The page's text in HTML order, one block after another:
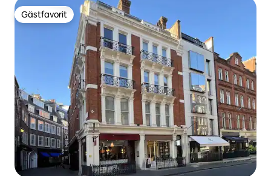
Gästfavorit
Gästfavorit